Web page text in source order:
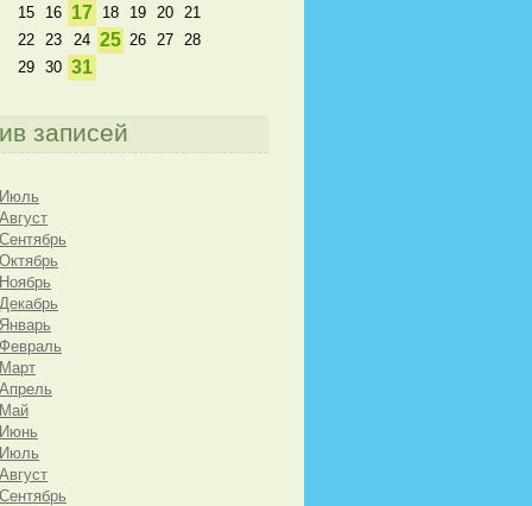
15
16 17 18 19 20
21
22
23 24 25 26 27
28
29
30 31
записей